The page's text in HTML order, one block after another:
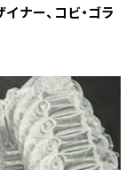
ナー、コビ・ゴラ